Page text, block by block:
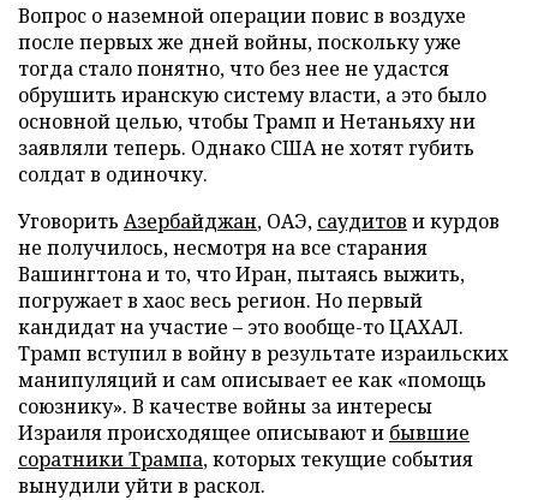
Вопрос о наземной операции повис в воздухе
после первых же дней войны, поскольку уже
тогда стало понятно, что без нее не удастся
обрушить иранскую систему власти, а это было
основной целью, чтобы Трамп и Нетаньяху ни
заявляли теперь. Однако США не хотят губить
солдат в одиночку.
Уговорить Азербайджан, ОАЭ, саудитов и курдов
не получилось, несмотря на все старания
Вашингтона и то, что Иран, пытаясь выжить,
погружает в хаос весь регион. Но первый
кандидат на участие – это вообще-то ЦАХАЛ.
Трамп вступил в войну в результате израильских
манипуляций и сам описывает ее как «помощь
союзнику». В качестве войны за интересы
Израиля происходящее описывают и бывшие
соратники Трампа, которых текущие события
вынудили уйти в раскол.